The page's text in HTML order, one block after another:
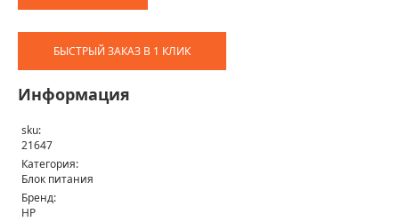
БЫСТРЫЙ ЗАКАЗ В 1 КЛИК
Информация
sku:
21647
Категория:
Блок питания
Бренд:
HP